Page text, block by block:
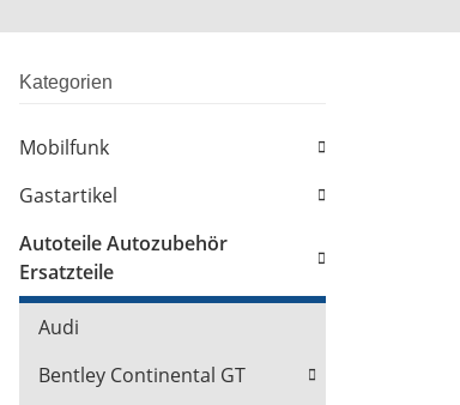
Kategorien
Mobilfunk
Gastartikel
Autoteile Autozubehör
Ersatzteile
Audi
Bentley Continental GT